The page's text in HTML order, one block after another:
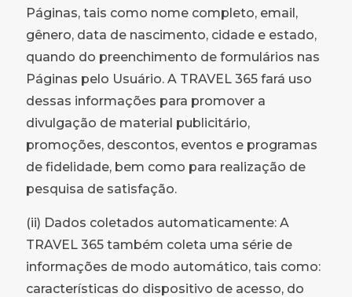
Páginas, tais como nome completo, email,
gênero, data de nascimento, cidade e estado,
quando do preenchimento de formulários nas
Páginas pelo Usuário. A TRAVEL 365 fará uso
dessas informações para promover a
divulgação de material publicitário,
promoções, descontos, eventos e programas
de fidelidade, bem como para realização de
pesquisa de satisfação.
(ii) Dados coletados automaticamente: A
TRAVEL 365 também coleta uma série de
informações de modo automático, tais como:
características do dispositivo de acesso, do